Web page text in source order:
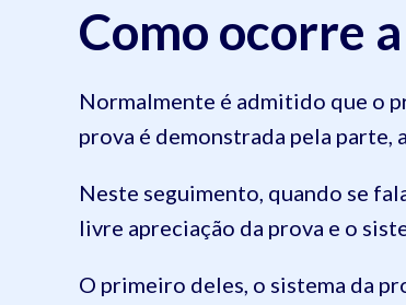
Como ocorre
Normalmente é admitido que o
prova é demonstrada pela parte,
Neste seguimento, quando se
livre apreciação da prova e o
O primeiro deles, o sistema da